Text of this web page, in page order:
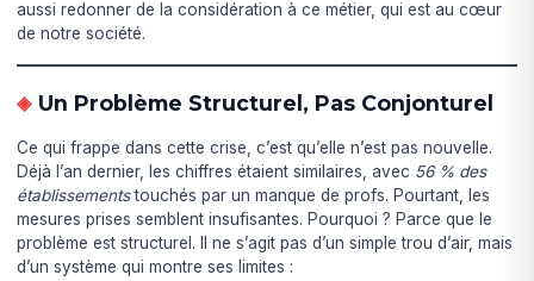
aussi redonner de la considération à ce métier, qui est au cœur
de notre société.
Un Problème Structurel, Pas Conjonturel
Ce qui frappe dans cette crise, c’est qu’elle n’est pas nouvelle.
Déjà l’an dernier, les chiffres étaient similaires, avec 56 % des
établissementstouchés par un manque de profs. Pourtant, les
mesures prises semblent insufisantes. Pourquoi ? Parce que le
problème est structurel. Il ne s’agit pas d’un simple trou d’air, mais
d’un système qui montre ses limites :